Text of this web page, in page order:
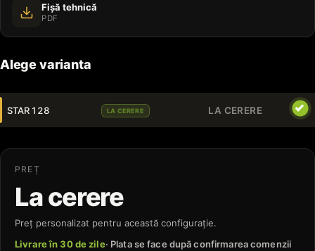
Fișă tehnică
PDF
Alege varianta
STAR 128 LA CERERE LA CERERE
PREȚ
La cerere
Preț personalizat pentru această configurație.
Livrare în 30 de zile· Plata se face după confirmarea comenzii